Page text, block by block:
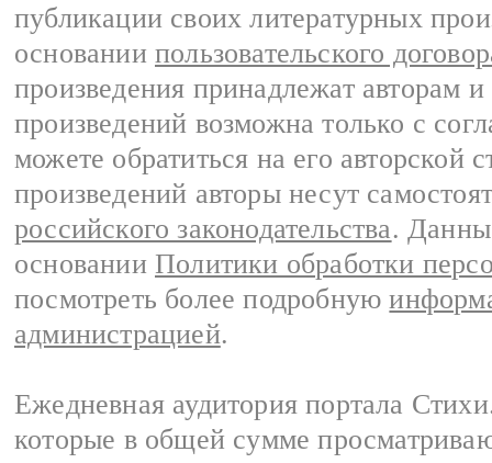
публикации своих литературных
основании пользовательского
произведения принадлежат авторам
произведений возможна только с
можете обратиться на его авторской
произведений авторы несут
российского законодательства.
основании Политики обработки
посмотреть более подробную
администрацией.
Ежедневная аудитория портала
которые в общей сумме